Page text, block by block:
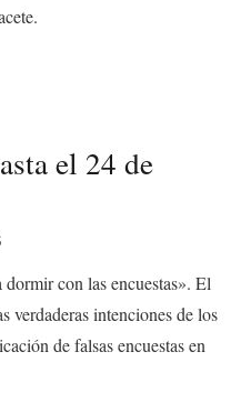
el 24 de
con las encuestas». El
verdaderas intenciones de los
de falsas encuestas en